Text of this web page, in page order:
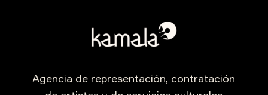
Agencia de representación, contratación